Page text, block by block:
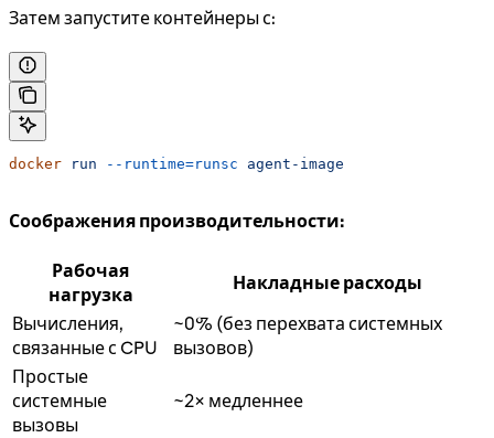
Затем запустите контейнеры с:
docker run --runtime=runsc agent-image
Соображения производительности:
Рабочая
нагрузка
Накладные расходы
Вычисления,
связанные с CPU
~0% (без перехвата системных
вызовов)
Простые
системные
вызовы
~2× медленнее